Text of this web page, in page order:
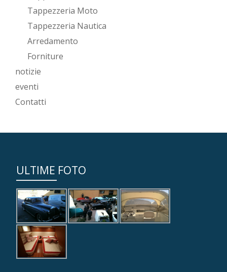
Tappezzeria Moto
Tappezzeria Nautica
Arredamento
Forniture
notizie
eventi
Contatti
ULTIME FOTO